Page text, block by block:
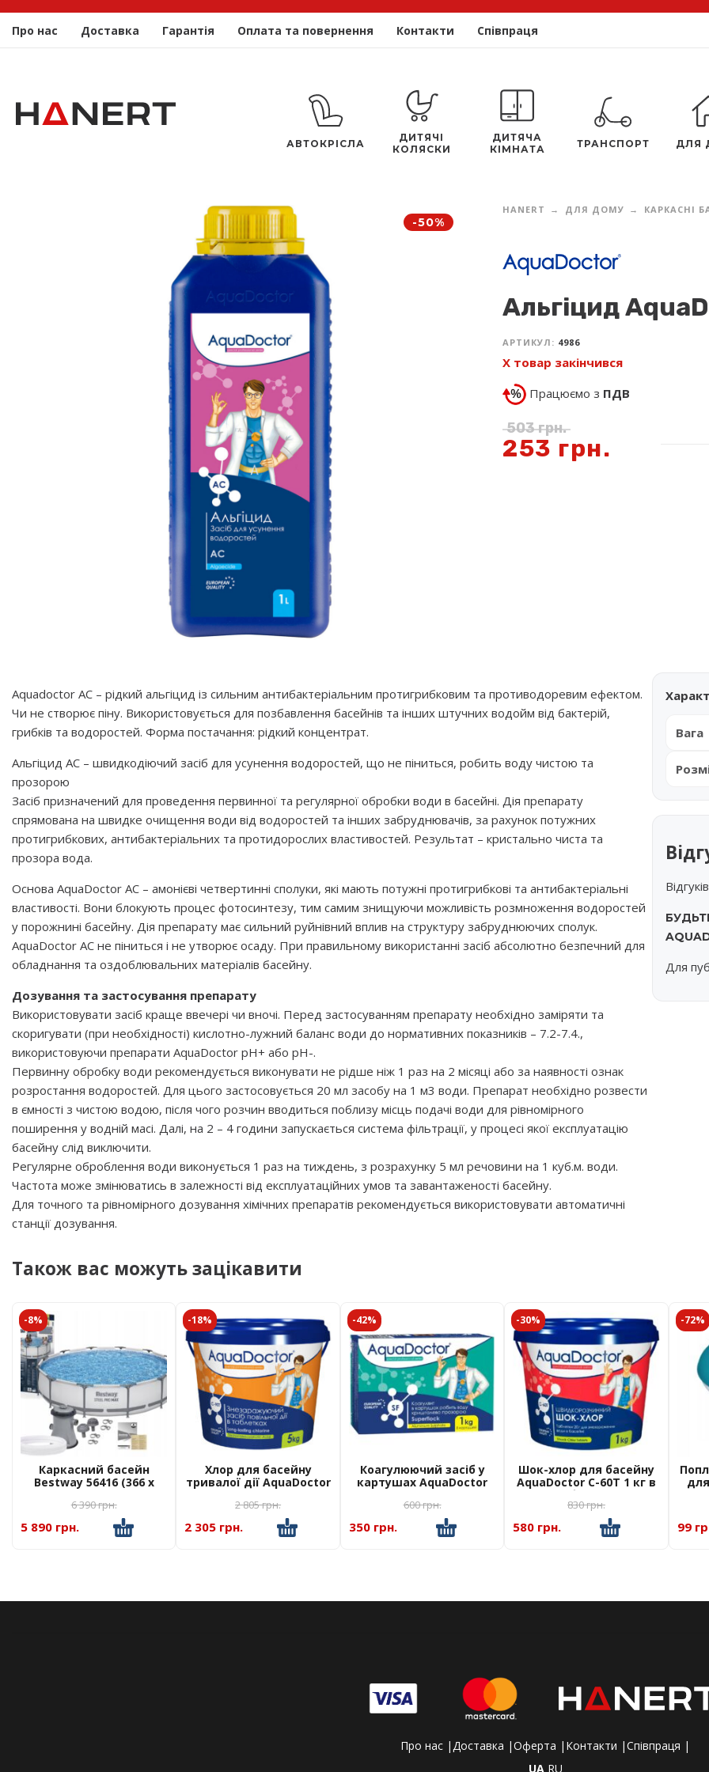
Про нас Доставка Гарантія Оплата та повернення Контакти Співпраця
АВТОКРІСЛА
ДИТЯЧІ
КОЛЯСКИ
ДИТЯЧА
КІМНАТА
ТРАНСПОРТ ДЛЯ
-50%
HANERT ДЛЯ ДОМУ КАРКАСНІ
Альгіцид
АРТИКУЛ: 4986
Х товар закінчився
Працюємо з ПДВ
503грн.
253 грн.
Aquadoctor АС – рідкий альгіцид із сильним антибактеріальним протигрибковим та противодоревим ефектом.
Чи не створює піну. Використовується для позбавлення басейнів та інших штучних водойм від бактерій,
грибків та водоростей. Форма постачання: рідкий концентрат.
Альгіцид AC – швидкодіючий засіб для усунення водоростей, що не піниться, робить воду чистою та
прозорою
Засіб призначений для проведення первинної та регулярної обробки води в басейні. Дія препарату
спрямована на швидке очищення води від водоростей та інших забруднювачів, за рахунок потужних
протигрибкових, антибактеріальних та протидорослих властивостей. Результат – кристально чиста та
прозора вода.
Основа AquaDoctor AC – амонієві четвертинні сполуки, які мають потужні протигрибкові та антибактеріальні
властивості. Вони блокують процес фотосинтезу, тим самим знищуючи можливість розмноження водоростей
у порожнині басейну. Дія препарату має сильний руйнівний вплив на структуру забруднюючих сполук.
AquaDoctor AC не піниться і не утворює осаду. При правильному використанні засіб абсолютно безпечний для
обладнання та оздоблювальних матеріалів басейну.
Дозування та застосування препарату
Використовувати засіб краще ввечері чи вночі. Перед застосуванням препарату необхідно заміряти та
скоригувати (при необхідності) кислотно-лужний баланс води до нормативних показників – 7.2-7.4.,
використовуючи препарати AquaDoctor рН+ або рН-.
Первинну обробку води рекомендується виконувати не рідше ніж 1 раз на 2 місяці або за наявності ознак
розростання водоростей. Для цього застосовується 20 мл засобу на 1 м3 води. Препарат необхідно розвести
в ємності з чистою водою, після чого розчин вводиться поблизу місць подачі води для рівномірного
поширення у водній масі. Далі, на 2 – 4 години запускається система фільтрації, у процесі якої експлуатацію
басейну слід виключити.
Регулярне оброблення води виконується 1 раз на тиждень, з розрахунку 5 мл речовини на 1 куб.м. води.
Частота може змінюватись в залежності від експлуатаційних умов та завантаженості басейну.
Для точного та рівномірного дозування хімічних препаратів рекомендується використовувати автоматичні
станції дозування.
Вага
Для
Також вас можуть зацікавити
-8%
Каркасний басейн
Bestway 56416 (366 x
6 390грн.
5 890 грн.
-18%
Хлор для басейну
тривалої дії AquaDoctor
2 805грн.
2 305 грн.
-42%
Коагулюючий засіб у
картушах AquaDoctor
600грн.
350 грн.
-30%
Шок-хлор для басейну
AquaDoctor C-60T 1 кг в
таблетках
830грн.
580 грн.
-72%
99
Про нас | Доставка |Оферта | Контакти |Співпраця |
UA RU